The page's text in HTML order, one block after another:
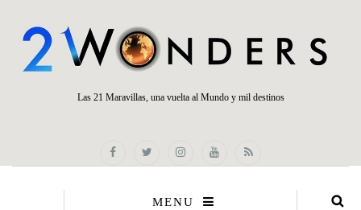
Las 21 Maravillas, una vuelta al Mundo y mil destinos
MENU